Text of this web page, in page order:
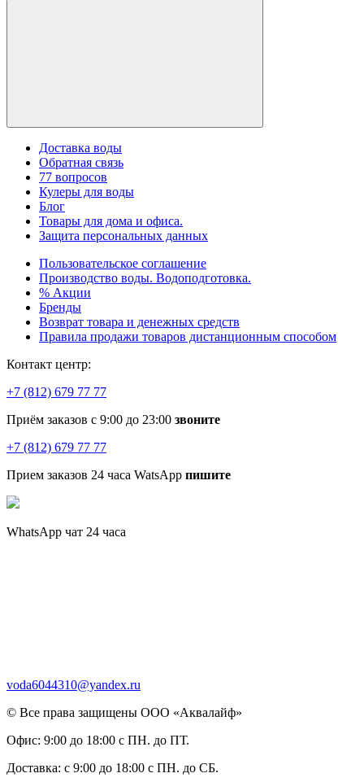
Доставка воды
Обратная связь
77 вопросов
Кулеры для воды
Блог
Товары для дома и офиса.
Защита персональных данных
Пользовательское соглашение
Производство воды. Водоподготовка.
% Акции
Бренды
Возврат товара и денежных средств
Правила продажи товаров дистанционным способом
Контакт центр:
+7 (812) 679 77 77
Приём заказов с 9:00 до 23:00 звоните
+7 (812) 679 77 77
Прием заказов 24 часа WatsApp пишите
WhatsApp чат 24 часа
voda6044310@yandex.ru
© Все права защищены ООО «Аквалайф»
Офис: 9:00 до 18:00 с ПН. до ПТ.
Доставка: с 9:00 до 18:00 с ПН. до СБ.